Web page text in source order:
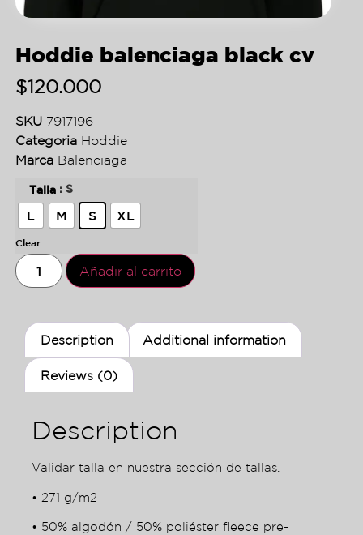
Hoddie balenciaga black cv
$120.000
SKU 7917196
Categoria Hoddie
Marca Balenciaga
Talla : S
L M S XL
Clear
Añadir al carrito
Description Additional information
Reviews (0)
Description
Validar talla en nuestra sección de tallas.
• 271 g/m2
• 50% algodón / 50% poliéster fleece pre-